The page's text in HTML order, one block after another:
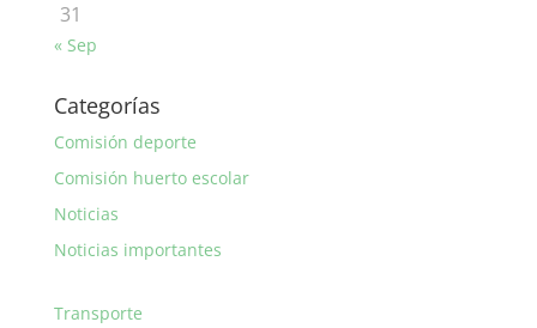
31
« Sep
Categorías
Comisión deporte
Comisión huerto escolar
Noticias
Noticias importantes
Transporte